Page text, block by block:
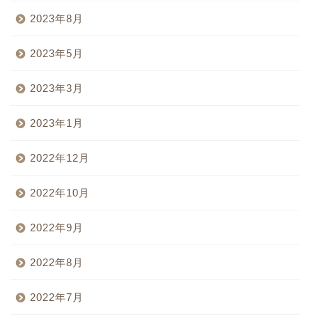
2023年8月
2023年5月
2023年3月
2023年1月
2022年12月
2022年10月
2022年9月
2022年8月
2022年7月